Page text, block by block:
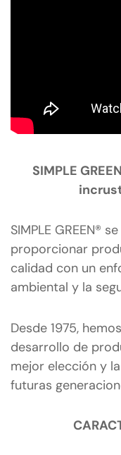
SIMPLE
SIMPLE GREEN®
proporcionar
calidad con un
ambiental y la
Desde 1975,
desarrollo de
mejor elección y
futuras